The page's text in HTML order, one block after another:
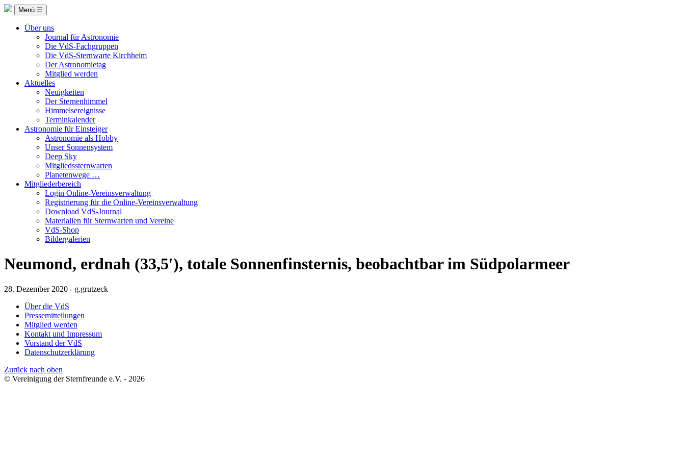
Menü ☰
Über uns
Journal für Astronomie
Die VdS-Fachgruppen
Die VdS-Sternwarte Kirchheim
Der Astronomietag
Mitglied werden
Aktuelles
Neuigkeiten
Der Sternenhimmel
Himmelsereignisse
Terminkalender
Astronomie für Einsteiger
Astronomie als Hobby
Unser Sonnensystem
Deep Sky
Mitgliedssternwarten
Planetenwege …
Mitgliederbereich
Login Online-Vereinsverwaltung
Registrierung für die Online-Vereinsverwaltung
Download VdS-Journal
Materialien für Sternwarten und Vereine
VdS-Shop
Bildergalerien
Neumond, erdnah (33,5′), totale Sonnenfinsternis, beobachtbar im Südpolarmeer
28. Dezember 2020 - g.grutzeck
Über die VdS
Pressemitteilungen
Mitglied werden
Kontakt und Impressum
Vorstand der VdS
Datenschutzerklärung
Zurück nach oben
© Vereinigung der Sternfreunde e.V. - 2026